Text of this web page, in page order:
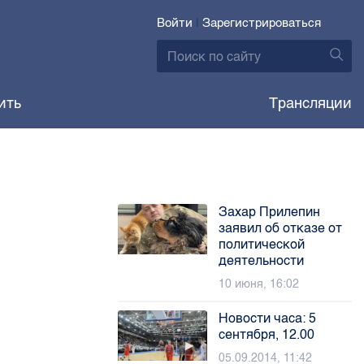
Войти | Зарегистрироваться
Трансляции
Захар Прилепин
заявил об отказе от
политической
деятельности
10 июня, 16:02
Новости часа: 5
сентября, 12.00
05.09.2014, 11:42